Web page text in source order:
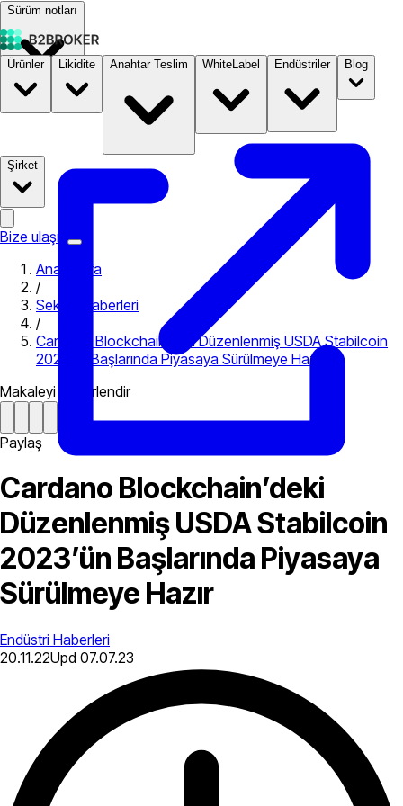
Sürüm notları
Dokümantasyon Fiyatlandırma B2STORE
Ürünler Likidite Anahtar Teslim WhiteLabel Endüstriler Blog
Şirket
Bize ulaşın
Ana Sayfa
/
Sektör Haberleri
/
Cardano Blockchain’deki Düzenlenmiş USDA Stabilcoin
2023’ün Başlarında Piyasaya Sürülmeye Hazır
Makaleyi değerlendir
Paylaş
Cardano Blockchain’deki
Düzenlenmiş USDA Stabilcoin
2023’ün Başlarında Piyasaya
Sürülmeye Hazır
Endüstri Haberleri
20.11.22Upd 07.07.23